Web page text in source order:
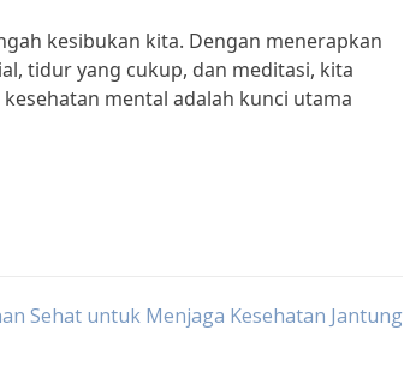
kesibukan kita. Dengan menerapkan
tidur yang cukup, dan meditasi, kita
mental adalah kunci utama
Sehat untuk Menjaga Kesehatan Jantung